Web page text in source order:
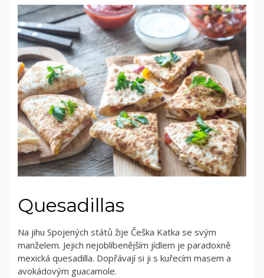
Quesadillas
Na jihu Spojených států žije Češka Katka se svým
manželem. Jejich nejoblíbenějším jídlem je paradoxně
mexická quesadilla. Dopřávají si ji s kuřecím masem a
avokádovým guacamole.